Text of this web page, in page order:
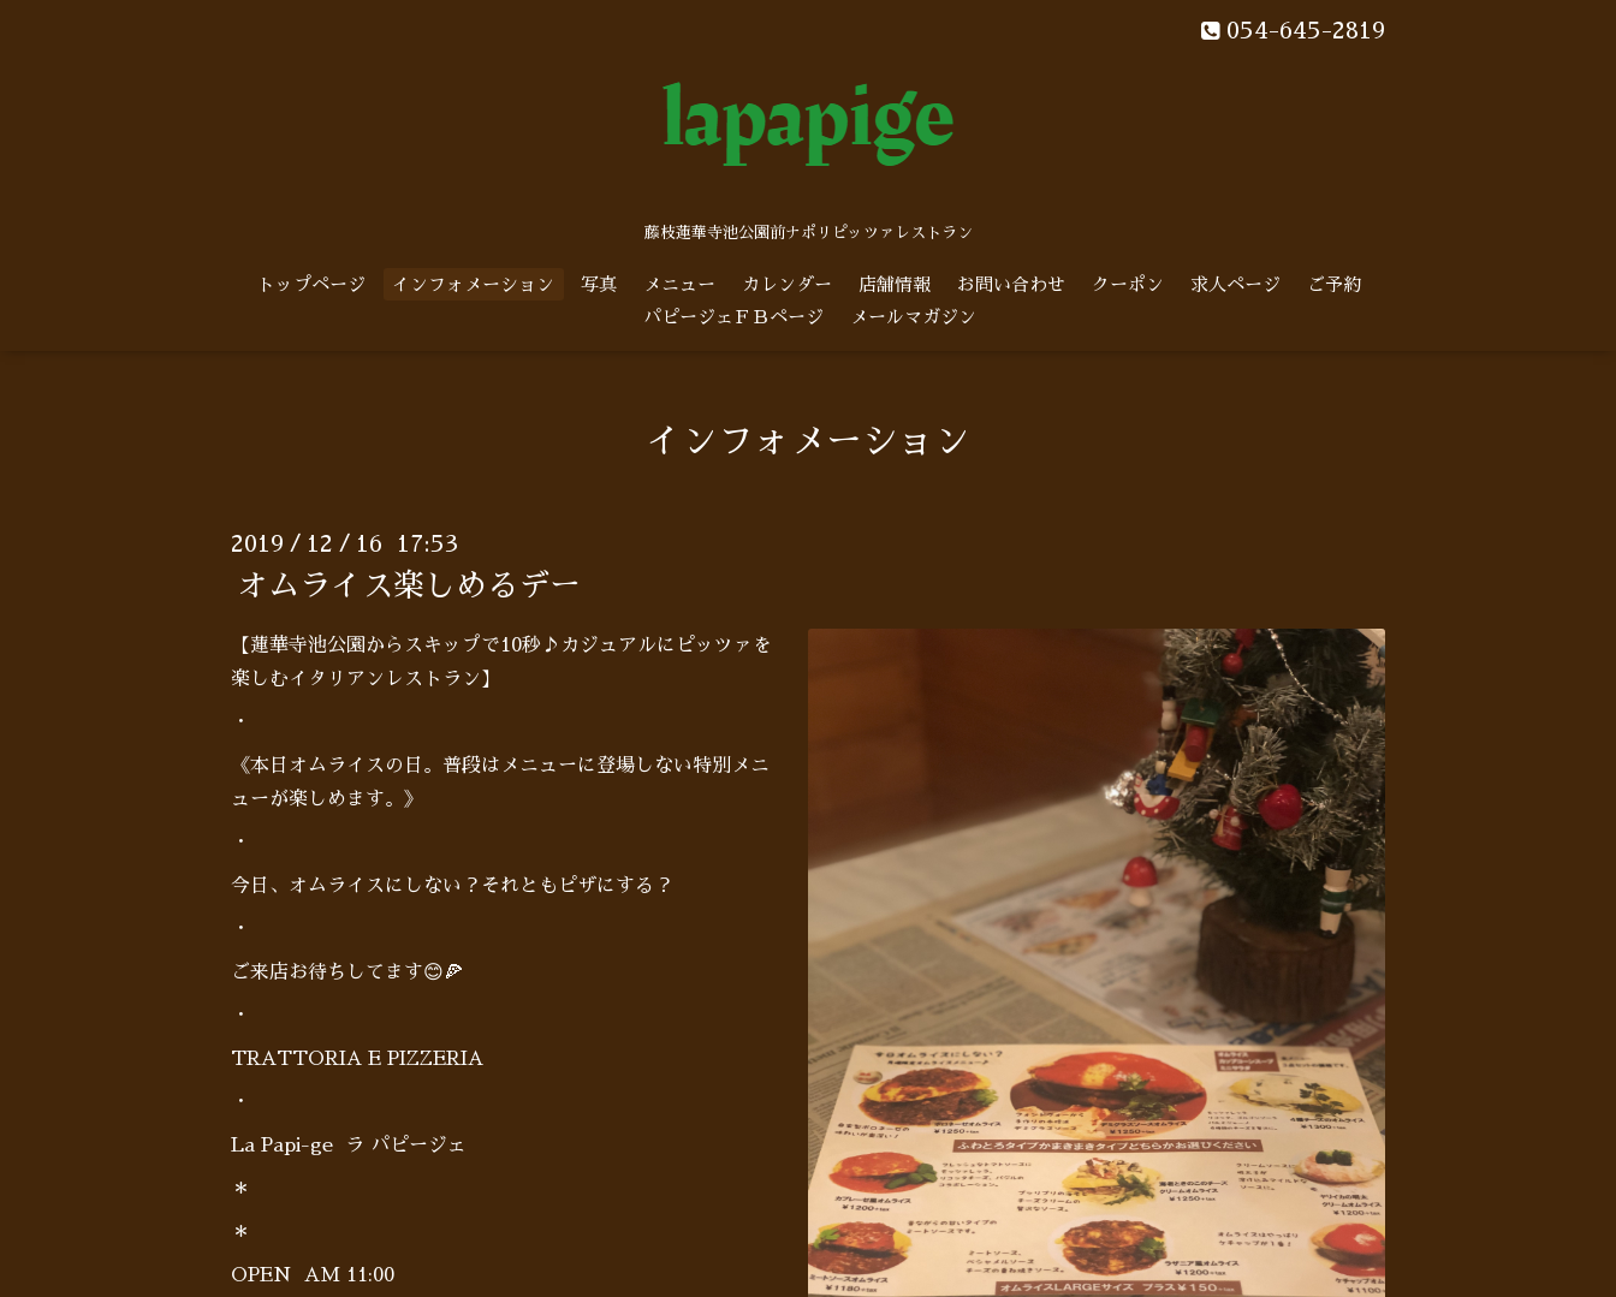
054-645-2819
藤枝蓮華寺池公園前ナポリピッツァレストラン
トップページ インフォメーション 写真 メニュー カレンダー 店舗情報 お問い合わせ クーポン 求人ページ
ご予約
パピージェＦＢページ
メールマガジン
インフォメーション
2019 / 12 / 16 17:53
オムライス楽しめるデー
【蓮華寺池公園からスキップで10秒♪カジュアルにピッツァを
楽しむイタリアンレストラン】
・
《本日オムライスの日。普段はメニューに登場しない特別メニ
ューが楽しめます。》
・
今日、オムライスにしない？それともピザにする？
・
ご来店お待ちしてます😊🍕
・
TRATTORIA E PIZZERIA
・
La Papi-ge ラ パピージェ
＊
＊
OPEN AM 11:00